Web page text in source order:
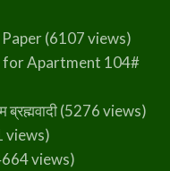
(6107 views)
for Apartment 104#
(5276 views)
views)
views)